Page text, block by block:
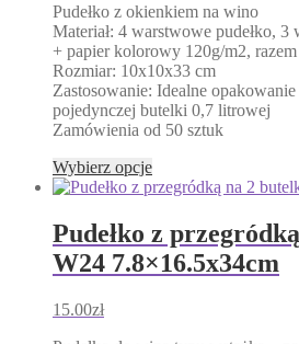
od
11.00zł
do
16.50zł
Pudełko z okienkiem na wino
Materiał: 4 warstwowe pudełko,
+ papier kolorowy 120g/m2,
Rozmiar: 10x10x33 cm
Zastosowanie: Idealne opakowanie
pojedynczej butelki 0,7 litrowej
Zamówienia od 50 sztuk
Wybierz opcjeTen
produkt
wariantów.
Opcje
Pudełko z
W24 7.8×16.5x34cm
15.00zł